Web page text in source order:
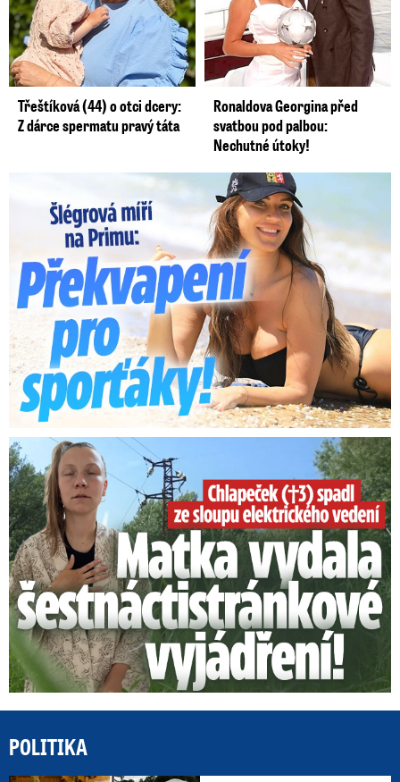
Třeštíková (44) o otci dcery:
Z dárce spermatu pravý táta
Ronaldova Georgina před
svatbou pod palbou:
Nechutné útoky!
Lucie Šlégrová míří na Primu. Překvapení pro sporťáky!
Smrtelný pád chlapce: Matka vydala vyjádření na 16 stran
POLITIKA